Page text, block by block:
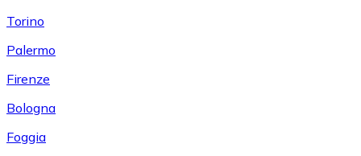
Torino
Palermo
Firenze
Bologna
Foggia